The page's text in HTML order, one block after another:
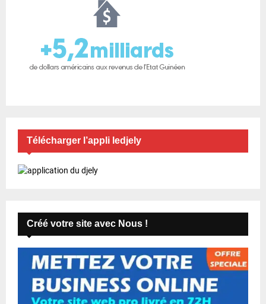
Télécharger l’appli ledjely
Créé votre site avec Nous !